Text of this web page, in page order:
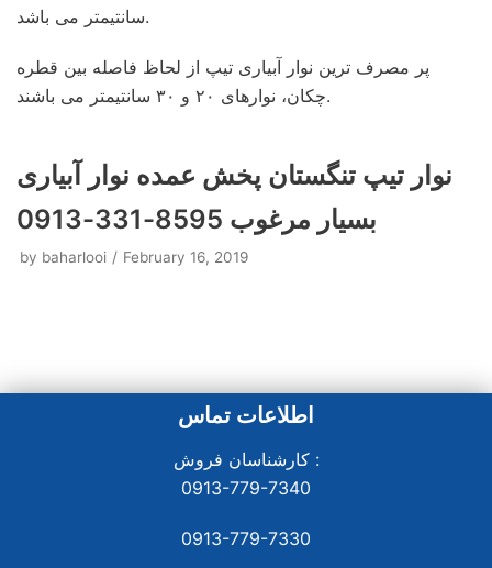
سانتیمتر می باشد.
پر مصرف ترین نوار آبیاری تیپ از لحاظ فاصله بین قطره
چکان، نوارهای ۲۰ و ۳۰ سانتیمتر می باشند.
نوار تیپ تنگستان پخش عمده نوار آبیاری
بسیار مرغوب 8595-331-0913
by baharlooi February 16, 2019
اطلاعات تماس
کارشناسان فروش :
0913-779-7340
0913-779-7330